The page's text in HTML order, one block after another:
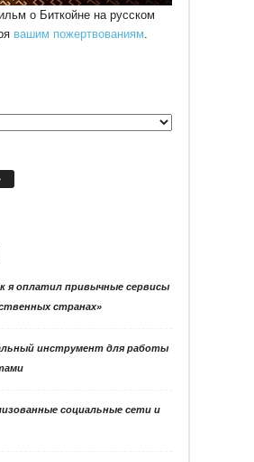
о Биткойне на русском
вашим пожертвованиям
я оплатил привычные сервисы
странах»
инструмент для работы
социальные сети и